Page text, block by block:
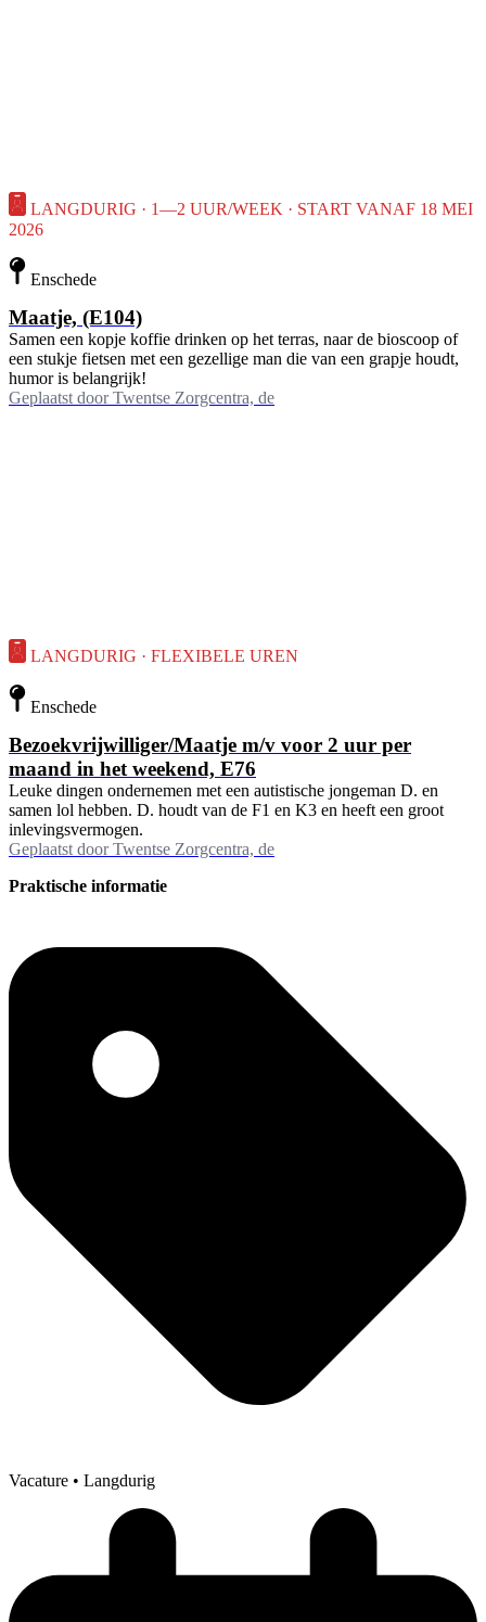
LANGDURIG · 1—2 UUR/WEEK · START VANAF 18 MEI
2026
Enschede
Maatje, (E104)
Samen een kopje koffie drinken op het terras, naar de bioscoop of
een stukje fietsen met een gezellige man die van een grapje houdt,
humor is belangrijk!
Geplaatst door Twentse Zorgcentra, de
LANGDURIG · FLEXIBELE UREN
Enschede
Bezoekvrijwilliger/Maatje m/v voor 2 uur per
maand in het weekend, E76
Leuke dingen ondernemen met een autistische jongeman D. en
samen lol hebben. D. houdt van de F1 en K3 en heeft een groot
inlevingsvermogen.
Geplaatst door Twentse Zorgcentra, de
Praktische informatie
Vacature • Langdurig